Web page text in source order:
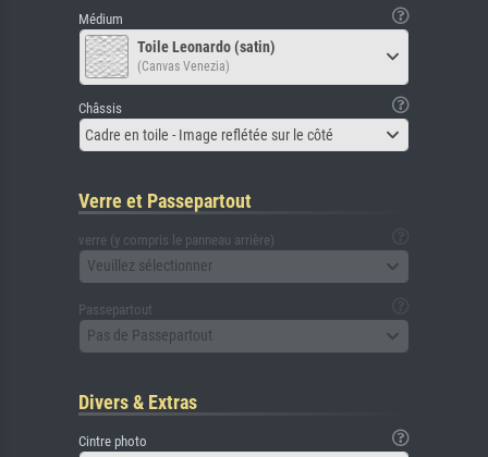
Médium
Toile Leonardo (satin)
(Canvas Venezia)
Châssis
Cadre en toile - Image reflétée sur le côté
Verre et Passepartout
verre (y compris le panneau arrière)
Veuillez sélectionner
Passepartout
Pas de Passepartout
Divers & Extras
Cintre photo